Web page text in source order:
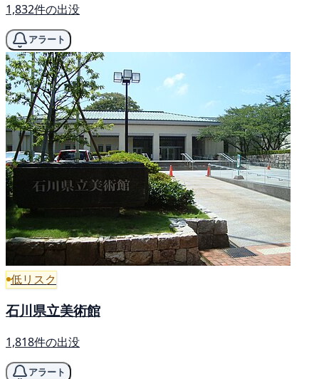
1,832件の出没
アラート
低リスク
石川県立美術館
1,818件の出没
アラート